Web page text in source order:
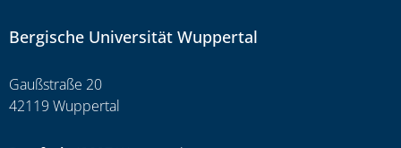
Bergische Universität Wuppertal
Gaußstraße 20
42119 Wuppertal